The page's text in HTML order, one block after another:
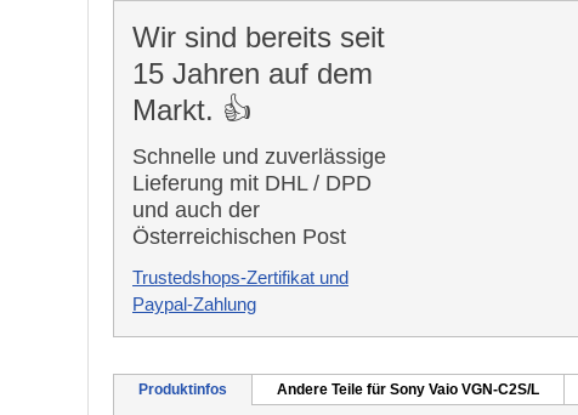
Wir sind bereits seit
15 Jahren auf dem
Markt. 👍
Schnelle und zuverlässige
Lieferung mit DHL / DPD
und auch der
Österreichischen Post
Trustedshops-Zertifikat und
Paypal-Zahlung
Produktinfos Andere Teile für Sony Vaio VGN-C2S/L